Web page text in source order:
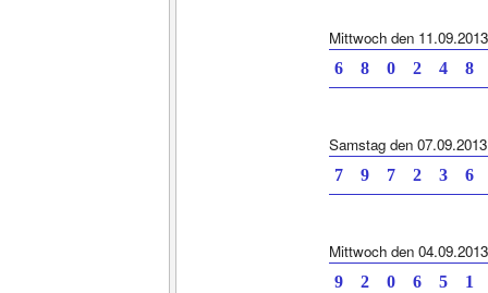
Mittwoch den 11.09.2013
6 8 0 2 4 8
Samstag den 07.09.2013
7 9 7 2 3 6
Mittwoch den 04.09.2013
9 2 0 6 5 1